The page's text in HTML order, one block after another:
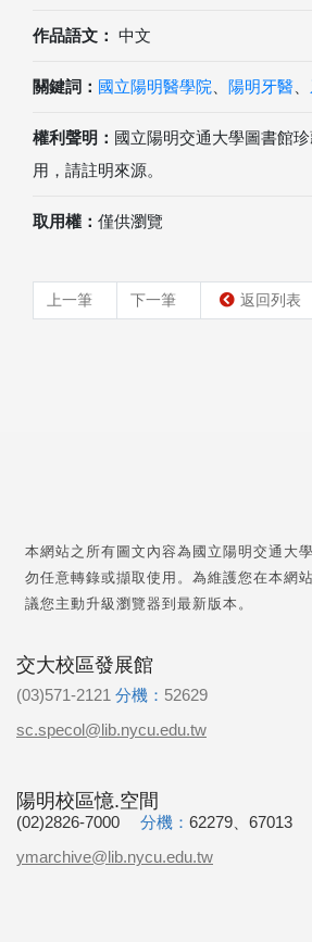
作品語文： 中文
關鍵詞： 國立陽明醫學院 陽明牙醫
權利聲明： 國立陽明交通大學圖書館
用，請註明來源。
取用權： 僅供瀏覽
上一筆 下一筆 返回列表
本網站之所有圖文內容為國立陽明交通大
勿任意轉錄或擷取使用。為維護您在本網
議您主動升級瀏覽器到最新版本。
交大校區發展館
(03)571-2121 分機： 52629
sc.specol@lib.nycu.edu.tw
陽明校區憶.空間
(02)2826-7000 分機： 62279、67013
ymarchive@lib.nycu.edu.tw